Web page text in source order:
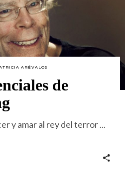
ARÉVALOS
de
y amar al rey del terror